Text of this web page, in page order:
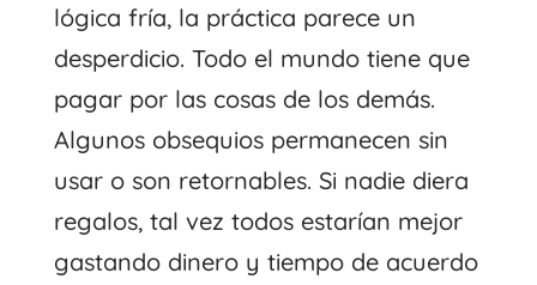
lógica fría, la práctica parece un
desperdicio. Todo el mundo tiene que
pagar por las cosas de los demás.
Algunos obsequios permanecen sin
usar o son retornables. Si nadie diera
regalos, tal vez todos estarían mejor
gastando dinero y tiempo de acuerdo